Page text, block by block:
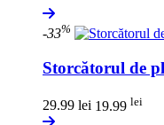
-33%
Storcătorul de
29.99 lei 19.99 lei